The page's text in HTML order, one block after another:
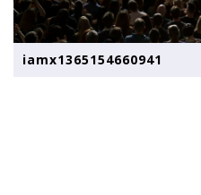
iamx1365154660941